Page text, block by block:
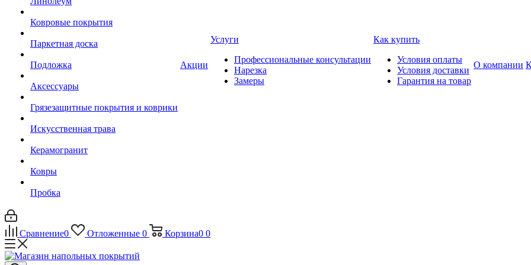
Ковровые покрытия
Паркетная доска
Подложка
Аксессуары
Грязезащитные покрытия и коврики
Искусственная трава
Керамогранит
Ковры
Пробка
Акции
Услуги
Профессиональные консультации
Нарезка
Замеры
Как купить
Условия оплаты
Условия доставки
Гарантия на товар
О компании
Сравнение0 Отложенные 0 Корзина0 0